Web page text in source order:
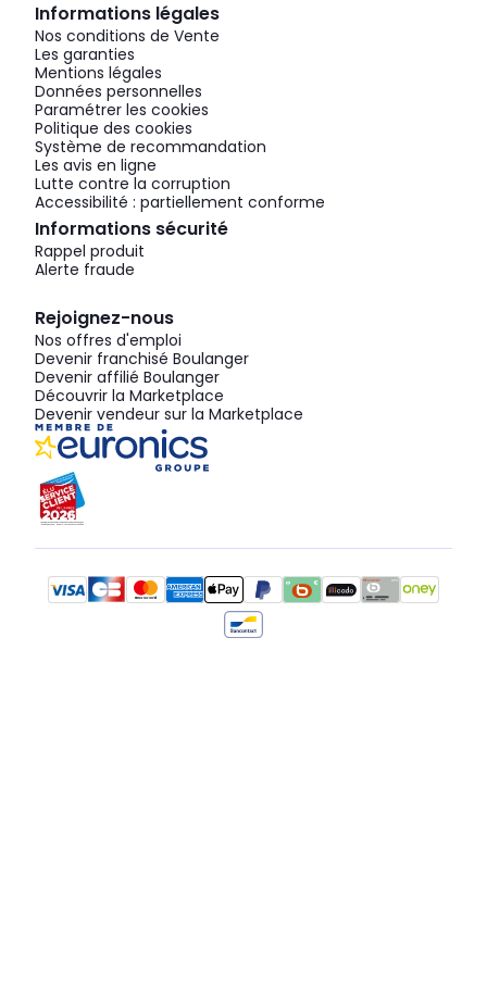
Informations légales
Nos conditions de Vente
Les garanties
Mentions légales
Données personnelles
Paramétrer les cookies
Politique des cookies
Système de recommandation
Les avis en ligne
Lutte contre la corruption
Accessibilité : partiellement conforme
Informations sécurité
Rappel produit
Alerte fraude
Rejoignez-nous
Nos offres d'emploi
Devenir franchisé Boulanger
Devenir affilié Boulanger
Découvrir la Marketplace
Devenir vendeur sur la Marketplace